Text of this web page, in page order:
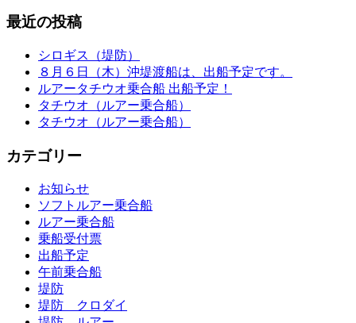
最近の投稿
シロギス（堤防）
８月６日（木）沖堤渡船は、出船予定です。
ルアータチウオ乗合船 出船予定！
タチウオ（ルアー乗合船）
タチウオ（ルアー乗合船）
カテゴリー
お知らせ
ソフトルアー乗合船
ルアー乗合船
乗船受付票
出船予定
午前乗合船
堤防
堤防 クロダイ